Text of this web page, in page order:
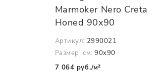
Marmoker Nero Creta
Honed 90x90
Артикул: 2990021
Размер, см: 90x90
7 064 руб./м²